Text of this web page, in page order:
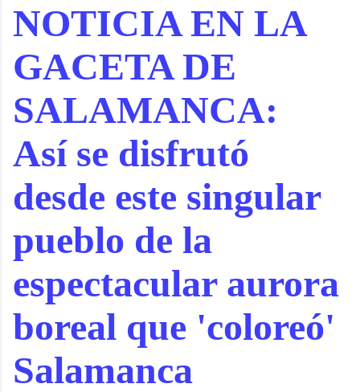
NOTICIA EN LA
GACETA DE
SALAMANCA:
Así se disfrutó
desde este singular
pueblo de la
espectacular aurora
boreal que 'coloreó'
Salamanca